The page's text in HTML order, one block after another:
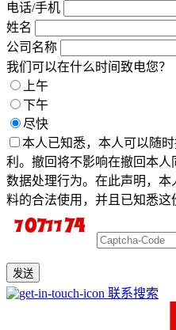
电话/手机
姓名
公司名称
我们可以在什么时间致电您？
上午
下午
尽快
本人已知悉，本人可以随
利。撤回将不影响在撤回本
数据处理行为。在此声明，
料的合法使用，并且已知悉这
发送
联系搜索